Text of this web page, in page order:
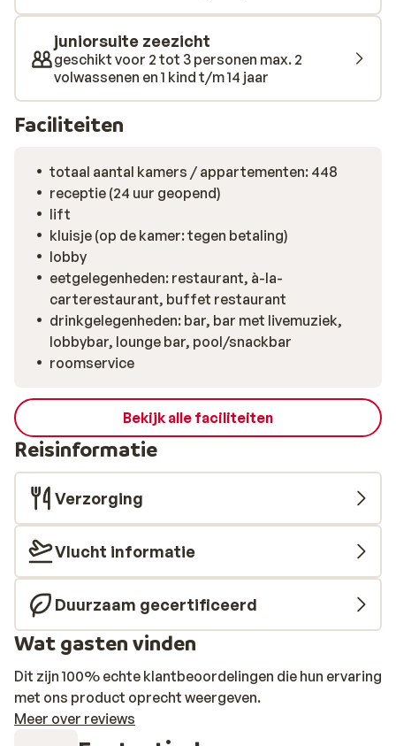
juniorsuite zeezicht
geschikt voor 2 tot 3 personen max. 2
volwassenen en 1 kind t/m 14 jaar
Faciliteiten
totaal aantal kamers / appartementen: 448
receptie (24 uur geopend)
lift
kluisje (op de kamer: tegen betaling)
lobby
eetgelegenheden: restaurant, à-la-
carterestaurant, buffet restaurant
drinkgelegenheden: bar, bar met livemuziek,
lobbybar, lounge bar, pool/snackbar
roomservice
Bekijk alle faciliteiten
Reisinformatie
Verzorging
Vlucht informatie
Duurzaam gecertificeerd
Wat gasten vinden
Dit zijn 100% echte klantbeoordelingen die hun ervaring
met ons product oprecht weergeven.
Meer over reviews